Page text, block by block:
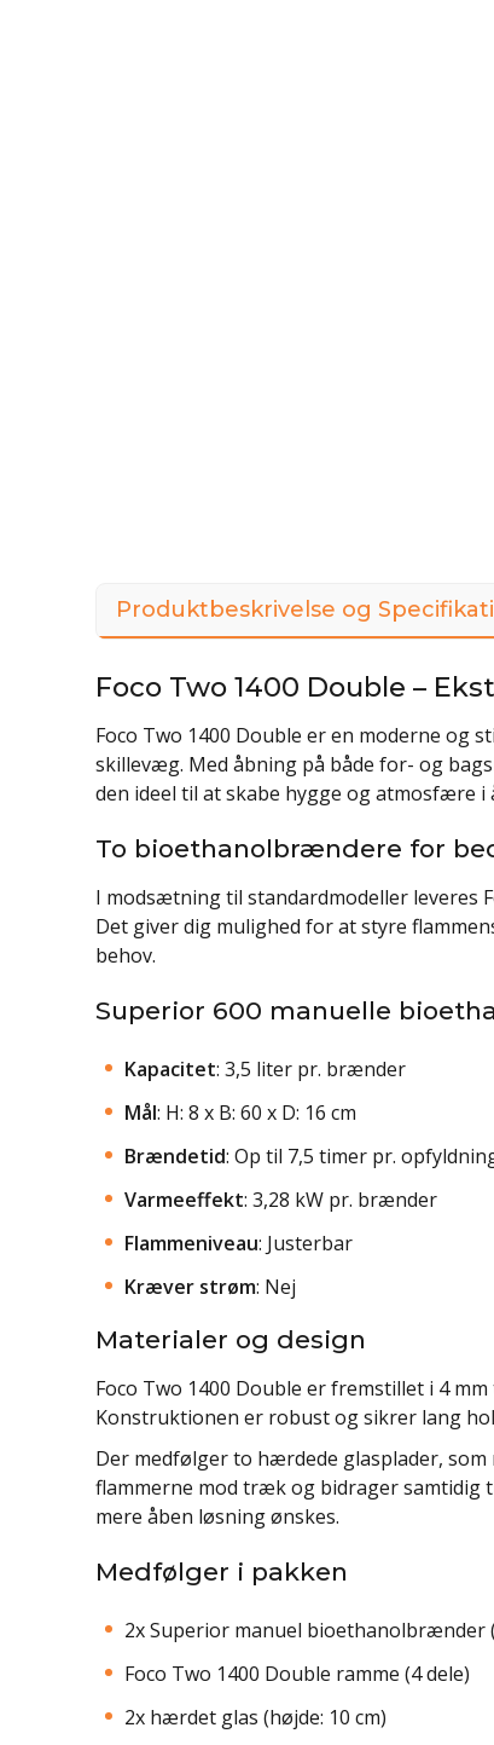
Produktbeskrivelse og
Foco Two 1400 Double –
Foco Two 1400 Double er en moderne og
skillevæg. Med åbning på både for- og
den ideel til at skabe hygge og atmosfære i
To bioethanolbrændere for
I modsætning til standardmodeller leveres
Det giver dig mulighed for at styre
behov.
Superior 600 manuelle
Kapacitet: 3,5 liter pr. brænder
Mål: H: 8 x B: 60 x D: 16 cm
Brændetid: Op til 7,5 timer pr.
Varmeeffekt: 3,28 kW pr. brænder
Flammeniveau: Justerbar
Kræver strøm: Nej
Materialer og design
Foco Two 1400 Double er fremstillet i 4
Konstruktionen er robust og sikrer lang
Der medfølger to hærdede glasplader,
flammerne mod træk og bidrager samtidig
mere åben løsning ønskes.
Medfølger i pakken
2x Superior manuel bioethanolbrænder
Foco Two 1400 Double ramme (4 dele)
2x hærdet glas (højde: 10 cm)